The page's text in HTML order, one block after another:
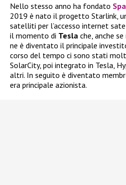
Nello stesso anno ha fondato
2019 è nato il progetto Starlink,
satelliti per l’accesso internet
il momento di Tesla che, anche
ne è diventato il principale
corso del tempo ci sono stati
SolarCity, poi integrato in Tesla,
altri. In seguito è diventato
era principale azionista.